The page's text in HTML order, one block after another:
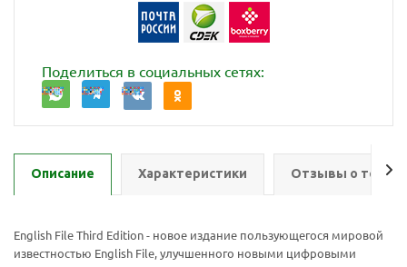
Поделиться в социальных сетях:
Описание Характеристики Отзывы о
English File Third Edition - новое издание пользующегося мировой
известностью English File, улучшенного новыми цифровыми